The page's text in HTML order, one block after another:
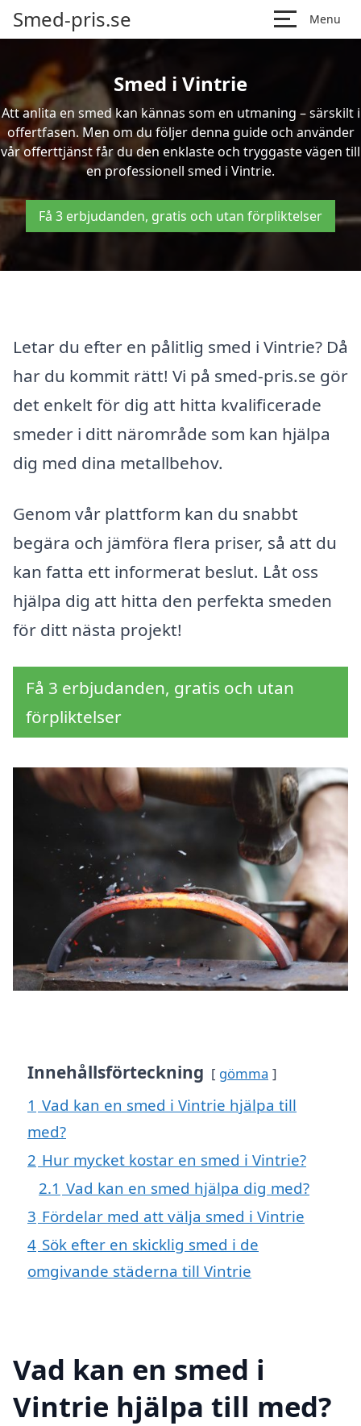
Smed-pris.se Menu
Smed i Vintrie
Att anlita en smed kan kännas som en utmaning – särskilt i
offertfasen. Men om du följer denna guide och använder
vår offerttjänst får du den enklaste och tryggaste vägen till
en professionell smed i Vintrie.
Få 3 erbjudanden, gratis och utan förpliktelser
Letar du efter en pålitlig smed i Vintrie? Då
har du kommit rätt! Vi på smed-pris.se gör
det enkelt för dig att hitta kvalificerade
smeder i ditt närområde som kan hjälpa
dig med dina metallbehov.
Genom vår plattform kan du snabbt
begära och jämföra flera priser, så att du
kan fatta ett informerat beslut. Låt oss
hjälpa dig att hitta den perfekta smeden
för ditt nästa projekt!
Få 3 erbjudanden, gratis och utan
förpliktelser
Innehållsförteckning gömma
1 Vad kan en smed i Vintrie hjälpa till
med?
2 Hur mycket kostar en smed i Vintrie?
2.1 Vad kan en smed hjälpa dig med?
3 Fördelar med att välja smed i Vintrie
4 Sök efter en skicklig smed i de
omgivande städerna till Vintrie
Vad kan en smed i
Vintrie hjälpa till med?